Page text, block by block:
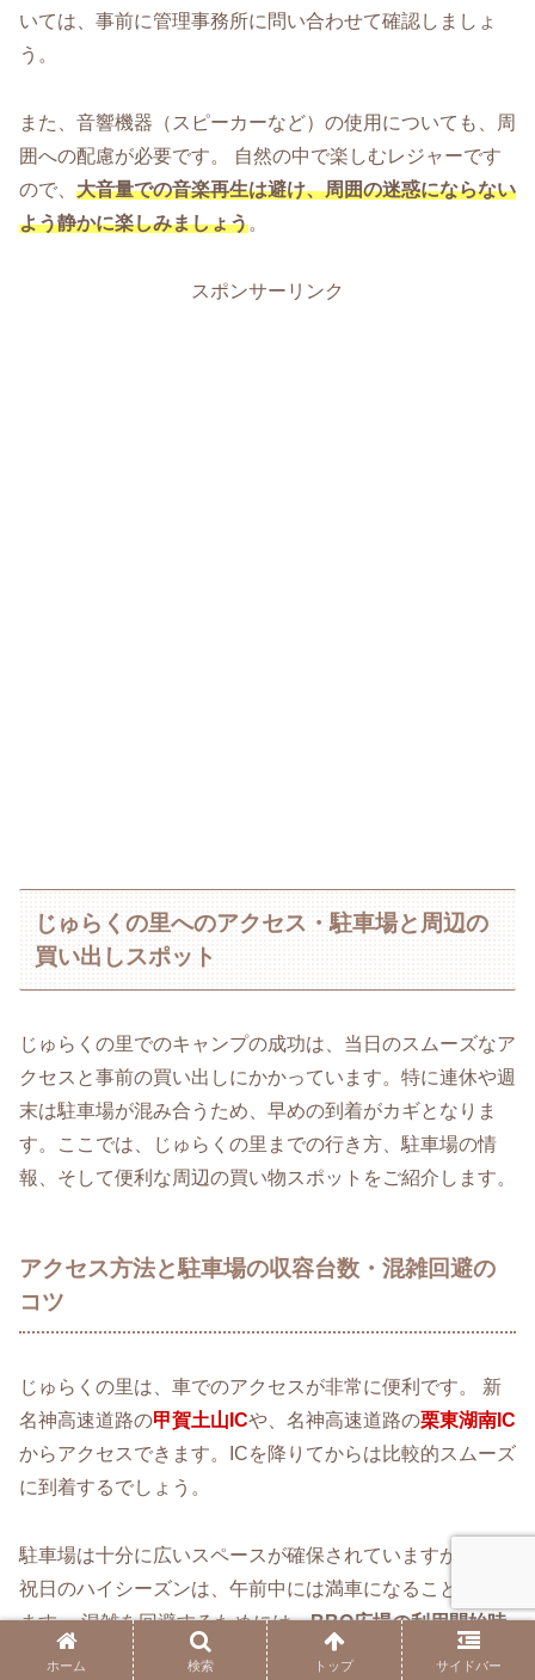
いては、事前に管理事務所に問い合わせて確認しましょ
う。
また、音響機器（スピーカーなど）の使用についても、周
囲への配慮が必要です。 自然の中で楽しむレジャーです
ので、 大音量での音楽再生は避け、周囲の迷惑にならない
よう静かに楽しみましょう。
スポンサーリンク
じゅらくの里へのアクセス・駐車場と周辺の
買い出しスポット
じゅらくの里でのキャンプの成功は、当日のスムーズなア
クセスと事前の買い出しにかかっています。特に連休や週
末は駐車場が混み合うため、早めの到着がカギとなりま
す。ここでは、じゅらくの里までの行き方、駐車場の情
報、そして便利な周辺の買い物スポットをご紹介します。
アクセス方法と駐車場の収容台数・混雑回避の
コツ
じゅらくの里は、車でのアクセスが非常に便利です。 新
名神高速道路の甲賀土山ICや、名神高速道路の栗東湖南IC
からアクセスできます。ICを降りてからは比較的スムーズ
に到着するでしょう。
駐車場は十分に広いスペースが確保されていますが、土日
祝日のハイシーズンは、午前中には満車になることがあり
ます。 混雑を回避するためには、BBQ広場の利用開始時
間よりも30分〜1時間早く到着する
ことをおすすめしま
ホーム 検索 トップ サイドバー